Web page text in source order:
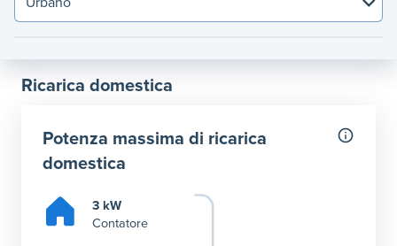
Ricarica domestica
Potenza massima di ricarica
domestica
3 kW
Contatore